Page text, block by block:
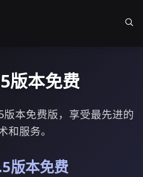
版本免费
本免费版，享受最先进的
和服务。
版本免费